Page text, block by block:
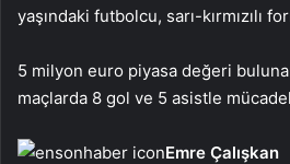
yaşındaki futbolcu, sarı-kırmızılı
5 milyon euro piyasa değeri
maçlarda 8 gol ve 5 asistle
Emre Çalışkan